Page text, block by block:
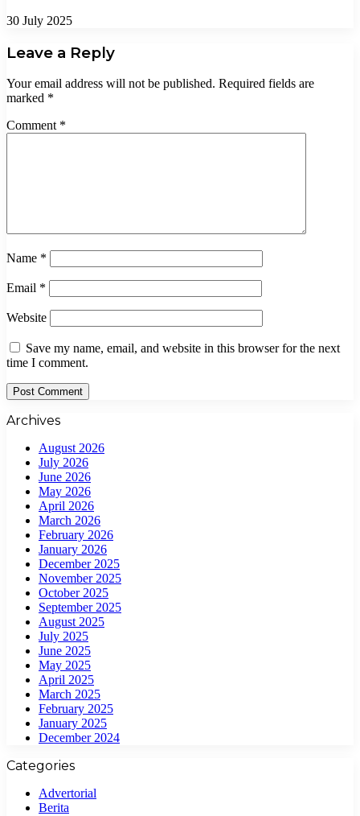
30 July 2025
Leave a Reply
Your email address will not be published. Required fields are
marked *
Comment *
Name *
Email *
Website
Save my name, email, and website in this browser for the next
time I comment.
Archives
August 2026
July 2026
June 2026
May 2026
April 2026
March 2026
February 2026
January 2026
December 2025
November 2025
October 2025
September 2025
August 2025
July 2025
June 2025
May 2025
April 2025
March 2025
February 2025
January 2025
December 2024
Categories
Advertorial
Berita